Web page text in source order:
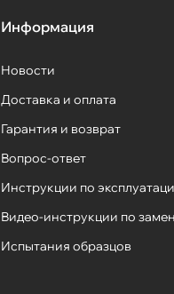
Информация
Новости
Доставка и оплата
Гарантия и возврат
Вопрос-ответ
Инструкции по
Видео-инструкции по
Испытания образцов